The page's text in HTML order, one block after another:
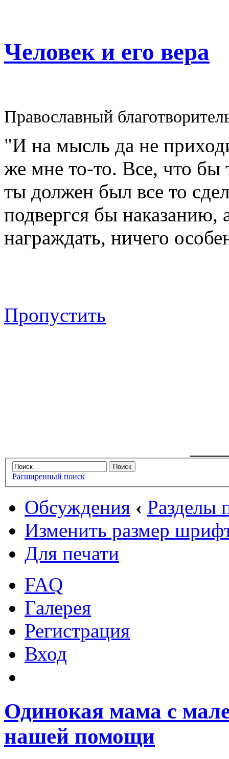
Человек и его вера
Православный
"И на мысль да не
же мне то-то. Все, что
ты должен был все то
подвергся бы наказанию,
награждать, ничего
Пропустить
Расширенный поиск
Обсуждения ‹ Разделы
Изменить размер
Для печати
FAQ
Галерея
Регистрация
Вход
Одинокая мама с
нашей помощи